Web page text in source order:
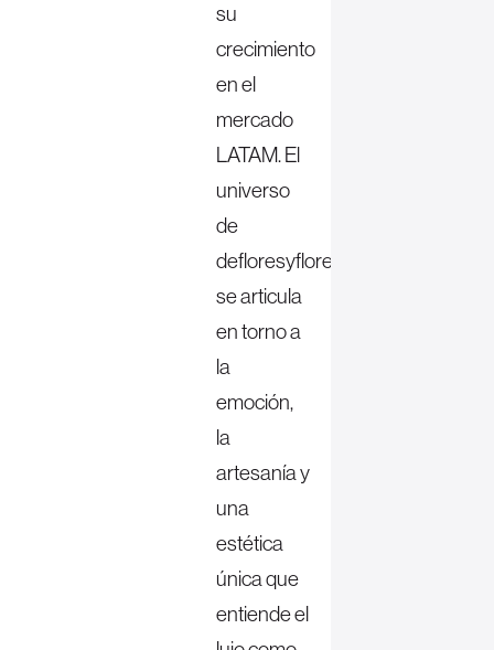
su
crecimiento
en el
mercado
LATAM. El
universo
de
defloresyfloreros
se articula
en torno a
la
emoción,
la
artesanía y
una
estética
única que
entiende el